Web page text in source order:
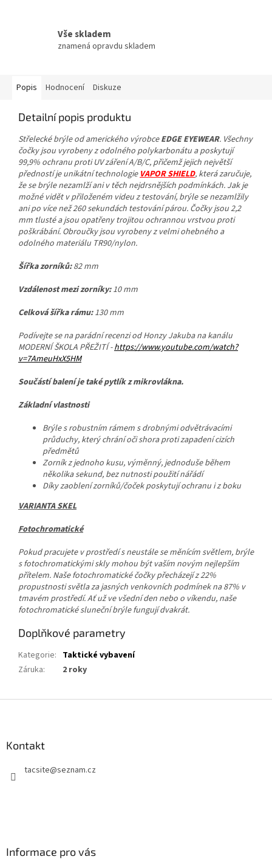
Vše skladem
znamená opravdu skladem
Popis Hodnocení Diskuze
Detailní popis produktu
Střelecké brýle od amerického výrobceEDGE EYEWEAR. Všechny
čočky jsou vyrobeny z odolného polykarbonátu a poskytují
99,9% ochranu proti UV záření A/B/C, přičemž jejich největší
předností je unikátní technologieVAPOR SHIELD, která zaručuje,
že se brýle nezamlží ani v těch nejdrsnějších podmínkách. Jak je
možné vidět v přiloženém videu z testování, brýle se nezamlžily
ani po více než 260 sekundách testování párou. Čočky jsou 2,2
mm tlusté a jsou opatřeny trojitou ochrannou vrstvou proti
poškrábání. Obroučky jsou vyrobeny z velmi ohebného a
odolného materiálu TR90/nylon.
Šířka zorníků:82 mm
Vzdálenost mezi zorníky:10 mm
Celková šířka rámu:130 mm
Podívejte se na parádní recenzi od Honzy Jakuba na kanálu
MODERNÍ ŠKOLA PŘEŽITÍ -https://www.youtube.com/watch?
v=7AmeuHxX5HM
Součástí balení je také pytlík z mikrovlákna.
Základní vlastnosti
Brýle s robustním rámem s drobnými odvětrávacími
průduchy, který chrání oči shora proti zapadení cizích
předmětů
Zorník z jednoho kusu, výměnný, jednoduše během
několika sekund, bez nutnosti použití nářádí
Díky zaoblení zorníků/čoček poskytují ochranu i z boku
VARIANTA SKEL
Fotochromatické
Pokud pracujete v prostředí s neustále se měnícím světlem, brýle
s fotochromatickými skly mohou být vaším novým nejlepším
přítelem. Naše fotochromatické čočky přecházejí z 22%
propustnosti světla za jasných venkovních podmínek na 87% v
tmavém prostředí.Ať už ve všední den nebo o víkendu, naše
fotochromatické sluneční brýle fungují dvakrát.
Doplňkové parametry
Kategorie: Taktické vybavení
Záruka: 2 roky
Kontakt
tacsite@seznam.cz
Informace pro vás